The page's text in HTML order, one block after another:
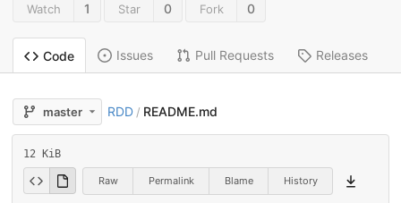
Watch 1 Star 0 Fork 0
Code Issues Pull Requests Releases
master RDD / README.md
12 KiB
Raw Permalink Blame History